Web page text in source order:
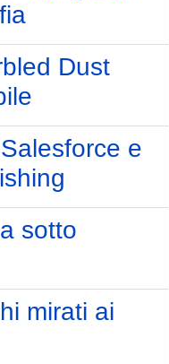
Dust
e
sotto
mirati ai